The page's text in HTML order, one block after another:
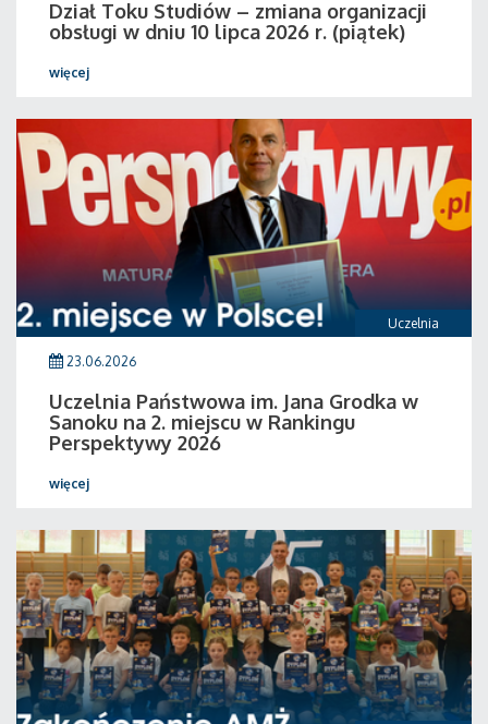
Dział Toku Studiów – zmiana organizacji
obsługi w dniu 10 lipca 2026 r. (piątek)
więcej
Uczelnia
23.06.2026
Uczelnia Państwowa im. Jana Grodka w
Sanoku na 2. miejscu w Rankingu
Perspektywy 2026
więcej